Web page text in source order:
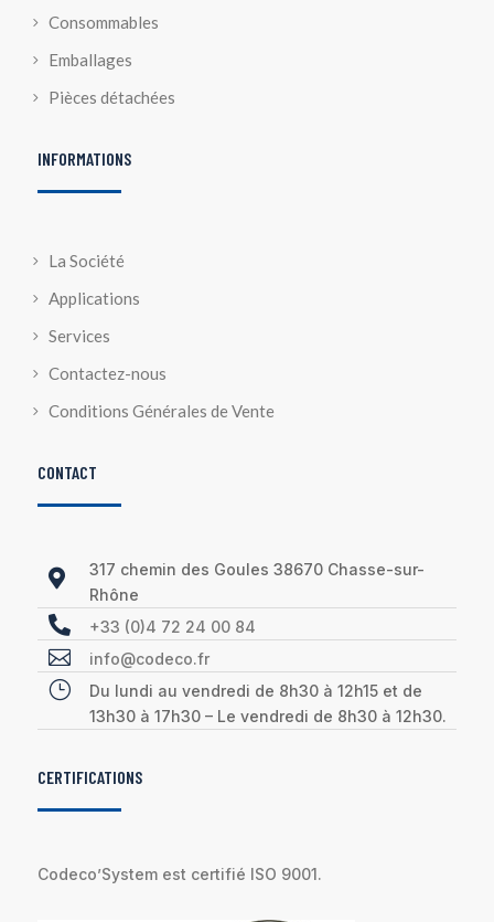
Consommables
Emballages
Pièces détachées
INFORMATIONS
La Société
Applications
Services
Contactez-nous
Conditions Générales de Vente
CONTACT

317 chemin des Goules 38670 Chasse-sur-
Rhône
 +33 (0)4 72 24 00 84
 info@codeco.fr
}
Du lundi au vendredi de 8h30 à 12h15 et de
13h30 à 17h30 – Le vendredi de 8h30 à 12h30.
CERTIFICATIONS
Codeco’System est certifié ISO 9001.